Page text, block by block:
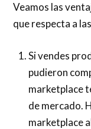
Veamos las
que respecta a
Si vendes
pudieron
marketplace
de mercado.
marketplace